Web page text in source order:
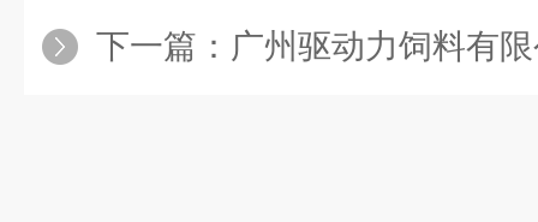
下一篇： 广州驱动力饲料有限公司S-300